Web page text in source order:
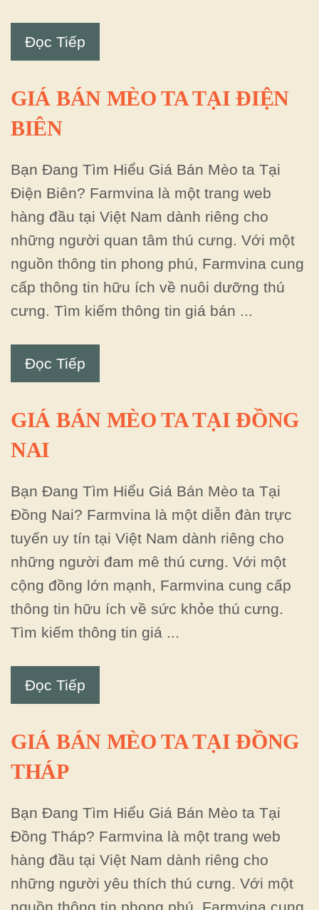
Đọc Tiếp
GIÁ BÁN MÈO TA TẠI ĐIỆN
BIÊN
Bạn Đang Tìm Hiểu Giá Bán Mèo ta Tại
Điện Biên? Farmvina là một trang web
hàng đầu tại Việt Nam dành riêng cho
những người quan tâm thú cưng. Với một
nguồn thông tin phong phú, Farmvina cung
cấp thông tin hữu ích về nuôi dưỡng thú
cưng. Tìm kiếm thông tin giá bán ...
Đọc Tiếp
GIÁ BÁN MÈO TA TẠI ĐỒNG
NAI
Bạn Đang Tìm Hiểu Giá Bán Mèo ta Tại
Đồng Nai? Farmvina là một diễn đàn trực
tuyến uy tín tại Việt Nam dành riêng cho
những người đam mê thú cưng. Với một
cộng đồng lớn mạnh, Farmvina cung cấp
thông tin hữu ích về sức khỏe thú cưng.
Tìm kiếm thông tin giá ...
Đọc Tiếp
GIÁ BÁN MÈO TA TẠI ĐỒNG
THÁP
Bạn Đang Tìm Hiểu Giá Bán Mèo ta Tại
Đồng Tháp? Farmvina là một trang web
hàng đầu tại Việt Nam dành riêng cho
những người yêu thích thú cưng. Với một
nguồn thông tin phong phú, Farmvina cung